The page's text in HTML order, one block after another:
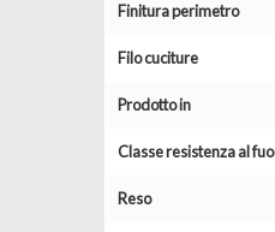
Finitura perimetro
Filo cuciture
Prodotto in
Classe resistenza al
Reso